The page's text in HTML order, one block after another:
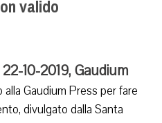
valido
10-2019, Gaudium
Gaudium Press per fare
divulgato dalla Santa